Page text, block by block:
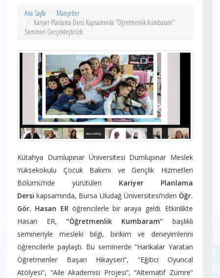
Ana Sayfa
Manşetler
Kariyer Planlama Dersi Kapsamında “Öğretmenlik Kumbaram”
Semineri Gerçekleştirildi
Kütahya Dumlupınar Üniversitesi Dumlupınar Meslek
Yüksekokulu Çocuk Bakımı ve Gençlik Hizmetleri
Bölümü’nde yürütülen Kariyer Planlama
Dersi kapsamında, Bursa Uludağ Üniversitesi’nden Öğr.
Gör. Hasan ERöğrencilerle bir araya geldi. Etkinlikte
Hasan ER, “Öğretmenlik Kumbaram” başlıklı
semineriyle mesleki bilgi, birikim ve deneyimlerini
öğrencilerle paylaştı. Bu seminerde “Harikalar Yaratan
Öğretmenler Başarı Hikayseri”, “Eğitici Oyuncal
Atölyesi”, “Aile Akademisi Projesi”, “Alternatif Zümre”